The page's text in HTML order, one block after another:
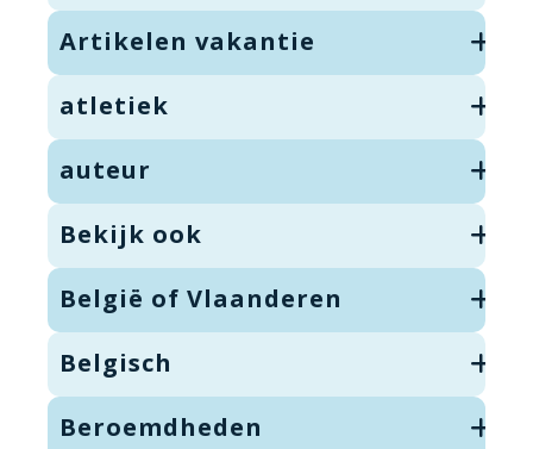
Artikelen vakantie
atletiek
auteur
Bekijk ook
België of Vlaanderen
Belgisch
Beroemdheden